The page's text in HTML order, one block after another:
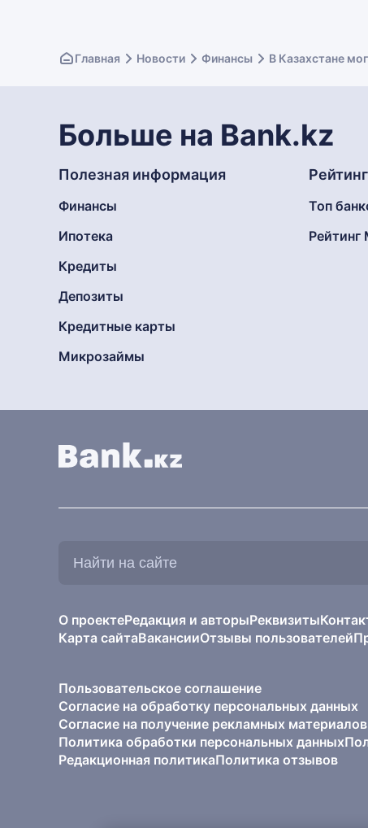
Главная Новости Финансы В Казахстане
Больше на Bank.kz
Полезная информация
Финансы
Ипотека
Кредиты
Депозиты
Кредитные карты
Микрозаймы
Топ
О проектеРедакция и авторыРеквизиты
Карта сайтаВакансииОтзывы пользователей
Пользовательское соглашение
Согласие на обработку персональных данных
Согласие на получение рекламных материалов
Политика обработки персональных данных
Редакционная политикаПолитика отзывов